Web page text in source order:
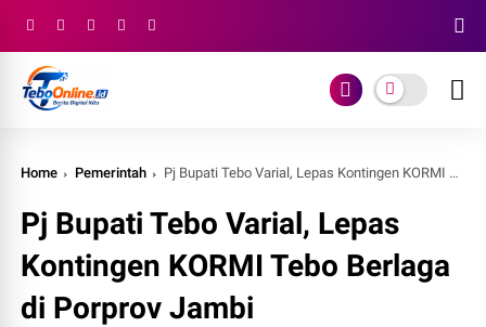
Home Pemerintah Pj Bupati Tebo Varial, Lepas Kontingen KORMI Tebo Berlaga di Porprov Jambi
Pj Bupati Tebo Varial, Lepas
Kontingen KORMI Tebo Berlaga
di Porprov Jambi